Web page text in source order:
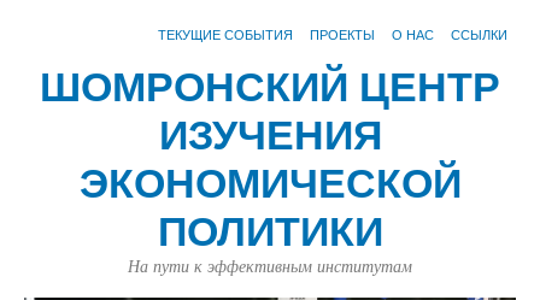
ТЕКУЩИЕ СОБЫТИЯ ПРОЕКТЫ О НАС ССЫЛКИ
ШОМРОНСКИЙ ЦЕНТР
ИЗУЧЕНИЯ
ЭКОНОМИЧЕСКОЙ
ПОЛИТИКИ
На пути к эффективным институтам